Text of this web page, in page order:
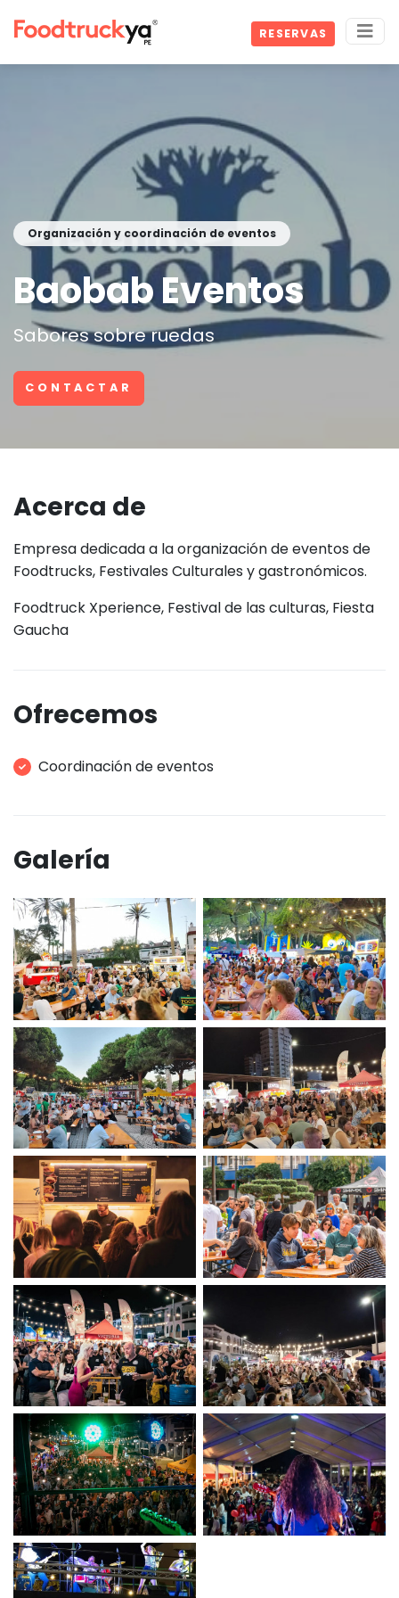
RESERVAS
Organización y coordinación de eventos
Baobab Eventos
Sabores sobre ruedas
CONTACTAR
Acerca de
Empresa dedicada a la organización de eventos de
Foodtrucks, Festivales Culturales y gastronómicos.
Foodtruck Xperience, Festival de las culturas, Fiesta
Gaucha
Ofrecemos
Coordinación de eventos
Galería